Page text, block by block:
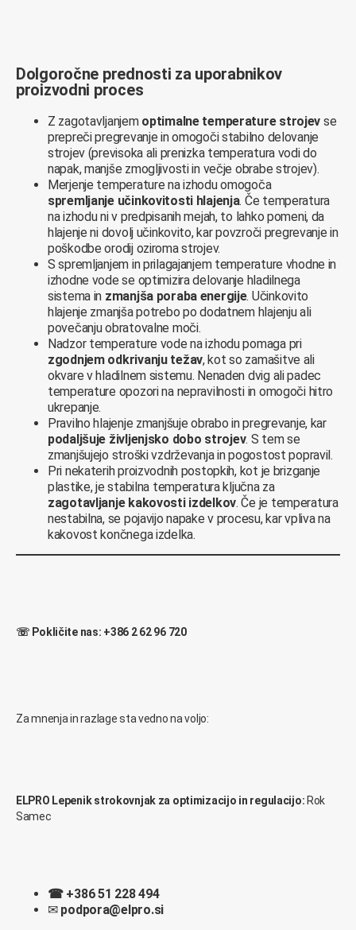
Dolgoročne prednosti za uporabnikov
proizvodni proces
Z zagotavljanjemoptimalne temperature strojev se
prepreči pregrevanje in omogoči stabilno delovanje
strojev (previsoka ali prenizka temperatura vodi do
napak, manjše zmogljivosti in večje obrabe strojev).
Merjenje temperature na izhodu omogoča
spremljanje učinkovitosti hlajenja. Če temperatura
na izhodu ni v predpisanih mejah, to lahko pomeni, da
hlajenje ni dovolj učinkovito, kar povzroči pregrevanje in
poškodbe orodij oziroma strojev.
S spremljanjem in prilagajanjem temperature vhodne in
izhodne vode se optimizira delovanje hladilnega
sistema in zmanjša poraba energije. Učinkovito
hlajenje zmanjša potrebo po dodatnem hlajenju ali
povečanju obratovalne moči.
Nadzor temperature vode na izhodu pomaga pri
zgodnjem odkrivanju težav, kot so zamašitve ali
okvare v hladilnem sistemu. Nenaden dvig ali padec
temperature opozori na nepravilnosti in omogoči hitro
ukrepanje.
Pravilno hlajenje zmanjšuje obrabo in pregrevanje, kar
podaljšuje življenjsko dobo strojev. S tem se
zmanjšujejo stroški vzdrževanja in pogostost popravil.
Pri nekaterih proizvodnih postopkih, kot je brizganje
plastike, je stabilna temperatura ključna za
zagotavljanje kakovosti izdelkov. Če je temperatura
nestabilna, se pojavijo napake v procesu, kar vpliva na
kakovost končnega izdelka.
☏ Pokličite nas: +386 2 62 96 720
Za mnenja in razlage sta vedno na voljo:
ELPRO Lepenik strokovnjak za optimizacijo in regulacijo: Rok
Samec
☎ +386 51 228 494
✉ podpora@elpro.si